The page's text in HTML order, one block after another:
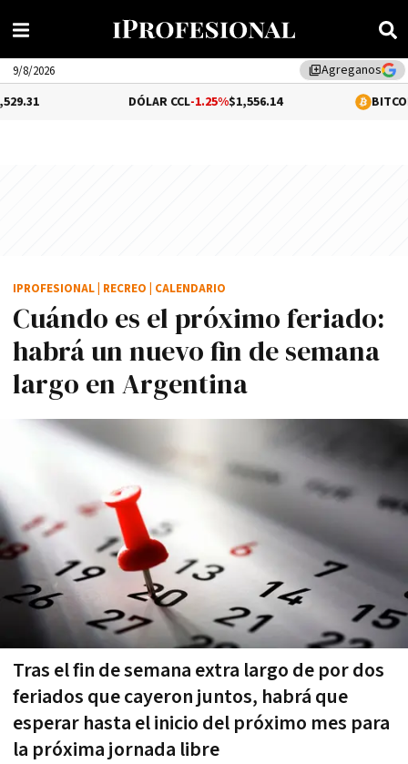
library_addAgreganos
9/8/2026
-1.25%$1,556.14 1.08%
Cuándo es el próximo feriado:
habrá un nuevo fin de semana
largo en Argentina
Tras el fin de semana extra largo de por dos
feriados que cayeron juntos, habrá que
esperar hasta el inicio del próximo mes para
la próxima jornada libre
IPROFESIONAL RECREO CALENDARIO